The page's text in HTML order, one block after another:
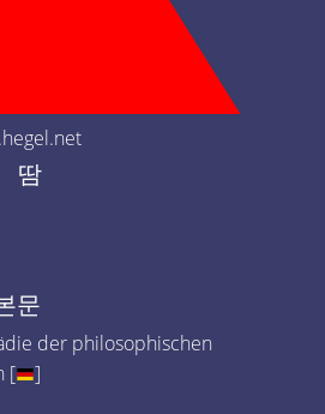
땀
문
der philosophischen
[
]